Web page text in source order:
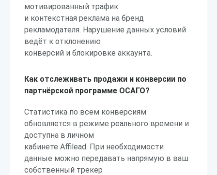
мотивированный трафик
и контекстная реклама на бренд
рекламодателя. Нарушение данных условий
ведёт к отклонению
конверсий и блокировке аккаунта.
Как отслеживать продажи и конверсии по
партнёрской программе ОСАГО?
Статистика по всем конверсиям
обновляется в режиме реального времени и
доступна в личном
кабинете Affilead. При необходимости
данные можно передавать напрямую в ваш
собственный трекер